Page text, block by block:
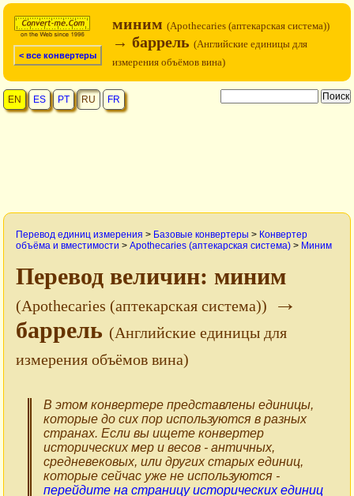
< все конвертеры
миним (Apothecaries (аптекарская система))
→ баррель (Английские единицы для
измерения объёмов вина)
EN ES PT RU FR
Перевод единиц измерения > Базовые конвертеры > Конвертер
объёма и вместимости > Apothecaries (аптекарская система) > Миним
Перевод величин: миним
(Apothecaries (аптекарская система))
→
баррель (Английские единицы для
измерения объёмов вина)
В этом конвертере представлены единицы,
которые до сих пор используются в разных
странах. Если вы ищете конвертер
исторических мер и весов - античных,
средневековых, или других старых единиц,
которые сейчас уже не используются -
перейдите на страницу исторических единиц